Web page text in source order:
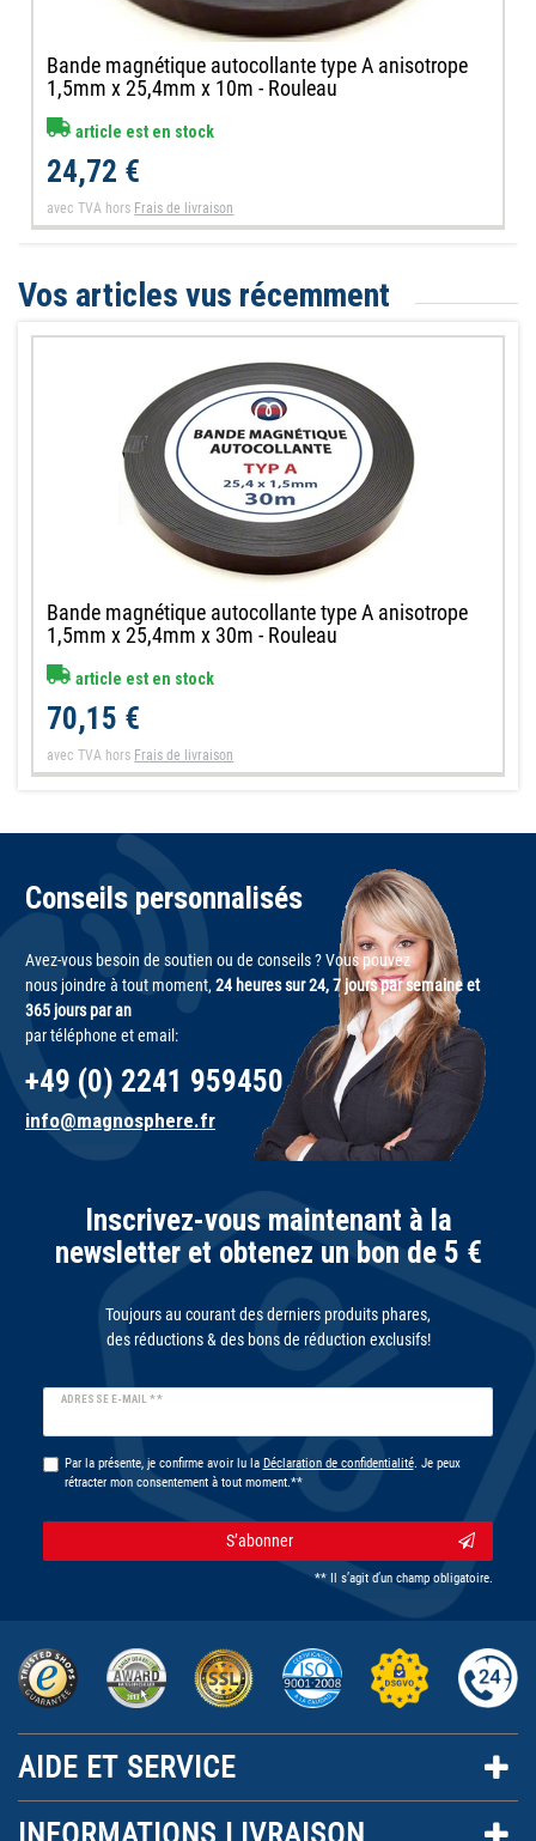
Bande magnétique autocollante type A anisotrope
1,5mm x 25,4mm x 10m - Rouleau
article est en stock
24,72 €
avec TVA hors Frais de livraison
Vos articles vus récemment
Bande magnétique autocollante type A anisotrope
1,5mm x 25,4mm x 30m - Rouleau
article est en stock
70,15 €
avec TVA hors Frais de livraison
Conseils personnalisés
Avez-vous besoin de soutien ou de conseils ? Vous pouvez
nous joindre à tout moment,24 heures sur 24, 7 jours par semaine et
365 jours par an
par téléphone et email:
+49 (0) 2241 959450
info@magnosphere.fr
Inscrivez-vous maintenant à la
newsletter et obtenez un bon de 5 €
Toujours au courant des derniers produits phares,
des réductions & des bons de réduction exclusifs!
ADRESSE E-MAIL **
Ceres::Template.newsletterHoneypotLabel
Par la présente, je confirme avoir lu la Déclaration de confidentialité. Je peux
rétracter mon consentement à tout moment.**
S’abonner
** Il s’agit d’un champ obligatoire.
AIDE ET SERVICE